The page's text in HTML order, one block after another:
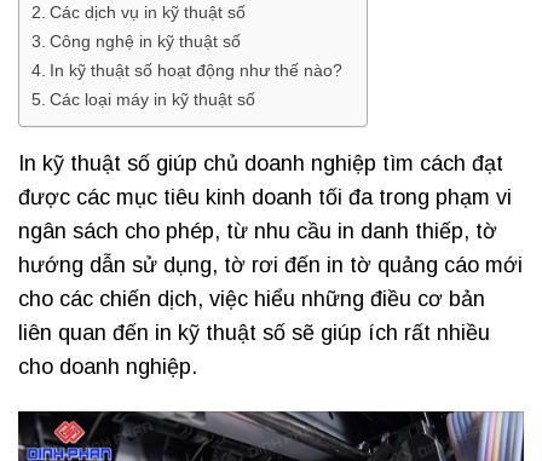
Các dịch vụ in kỹ thuật số
Công nghệ in kỹ thuật số
In kỹ thuật số hoạt động như thế nào?
Các loại máy in kỹ thuật số
In kỹ thuật số giúp chủ doanh nghiệp tìm cách đạt
được các mục tiêu kinh doanh tối đa trong phạm vi
ngân sách cho phép, từ nhu cầu in danh thiếp, tờ
hướng dẫn sử dụng, tờ rơi đến in tờ quảng cáo mới
cho các chiến dịch, việc hiểu những điều cơ bản
liên quan đến in kỹ thuật số sẽ giúp ích rất nhiều
cho doanh nghiệp.